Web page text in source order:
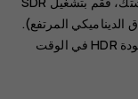
الديناميكي المرتفع).
يحول هذا كل محتوى فيديو SDR خاص بك إلى جودة HDR في الوقت